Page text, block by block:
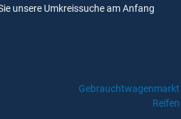
unsere Umkreissuche am Anfang
Gebrauchtwagenmarkt
Reifen